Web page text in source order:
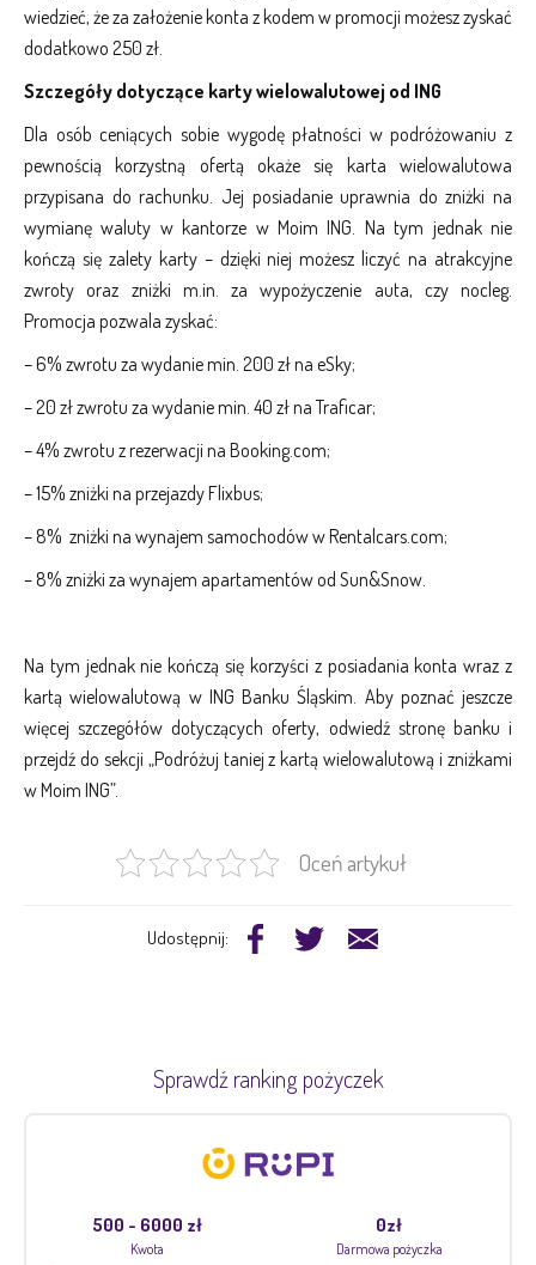
wiedzieć, że za założenie konta z kodem w promocji możesz zyskać
dodatkowo 250 zł.
Szczegóły dotyczące karty wielowalutowej od ING
Dla osób ceniących sobie wygodę płatności w podróżowaniu z
pewnością korzystną ofertą okaże się karta wielowalutowa
przypisana do rachunku. Jej posiadanie uprawnia do zniżki na
wymianę waluty w kantorze w Moim ING. Na tym jednak nie
kończą się zalety karty – dzięki niej możesz liczyć na atrakcyjne
zwroty oraz zniżki m.in. za wypożyczenie auta, czy nocleg.
Promocja pozwala zyskać:
– 6% zwrotu za wydanie min. 200 zł na eSky;
– 20 zł zwrotu za wydanie min. 40 zł na Traficar;
– 4% zwrotu z rezerwacji na Booking.com;
– 15% zniżki na przejazdy Flixbus;
– 8% zniżki na wynajem samochodów w Rentalcars.com;
– 8% zniżki za wynajem apartamentów od Sun&Snow.
Na tym jednak nie kończą się korzyści z posiadania konta wraz z
kartą wielowalutową w ING Banku Śląskim. Aby poznać jeszcze
więcej szczegółów dotyczących oferty, odwiedź stronę banku i
przejdź do sekcji „Podróżuj taniej z kartą wielowalutową i zniżkami
w Moim ING”.
Oceń artykuł
Udostępnij:
Sprawdź ranking pożyczek
500 - 6000 zł
Kwota
0zł
Darmowa pożyczka